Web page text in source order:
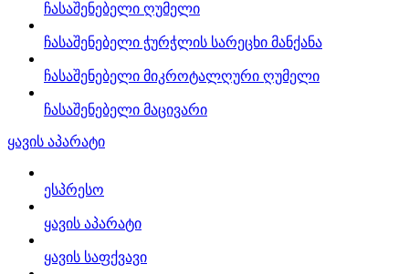
ჩასაშენებელი ღუმელი
ჩასაშენებელი ჭურჭლის სარეცხი მანქანა
ჩასაშენებელი მიკროტალღური ღუმელი
ჩასაშენებელი მაცივარი
ყავის აპარატი
ესპრესო
ყავის აპარატი
ყავის საფქვავი